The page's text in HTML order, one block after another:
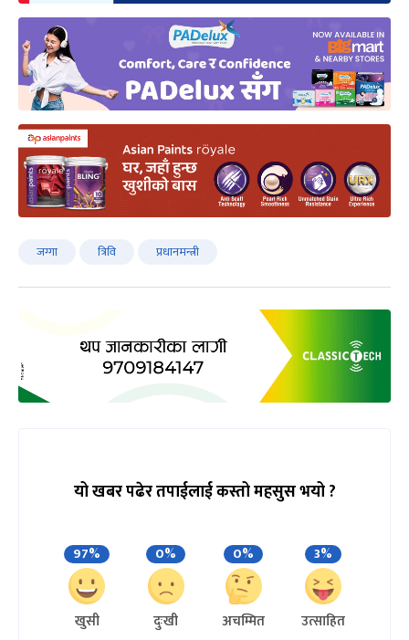
जग्गा त्रिवि प्रधानमन्त्री
यो खबर पढेर तपाईलाई कस्तो महसुस भयो ?
97%
खुसी
0%
दुःखी
0%
अचम्मित
3%
उत्साहित